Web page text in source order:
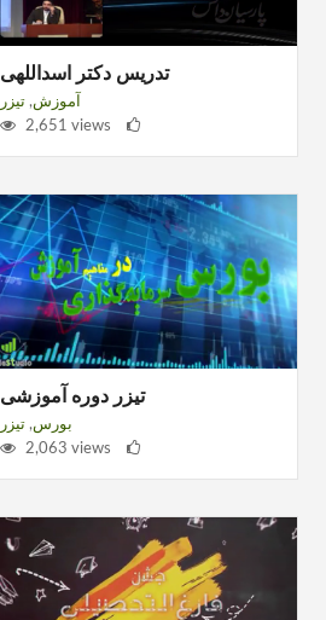
تدریس دکتر اسداللهی
آموزش, تیزر
2,651 views
تیزر دوره آموزشی
بورس, تیزر
2,063 views